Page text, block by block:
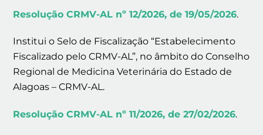
Resolução CRMV-AL nº 12/2026, de 19/05/2026.
Institui o Selo de Fiscalização “Estabelecimento
Fiscalizado pelo CRMV-AL”, no âmbito do Conselho
Regional de Medicina Veterinária do Estado de
Alagoas – CRMV-AL.
Resolução CRMV-AL nº 11/2026, de 27/02/2026.